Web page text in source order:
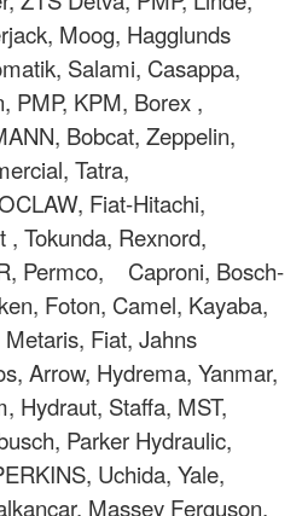
Moog, Hagglunds
Salami, Casappa,
PMP, KPM, Borex ,
Bobcat, Zeppelin,
Tatra,
Fiat-Hitachi,
, Tokunda, Rexnord,
Permco, Caproni, Bosch-
Foton, Camel, Kayaba,
Fiat, Jahns
Arrow, Hydrema, Yanmar,
Hydraut, Staffa, MST,
Parker Hydraulic,
Uchida, Yale,
Massey Ferguson,